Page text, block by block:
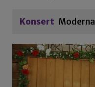
Konsert